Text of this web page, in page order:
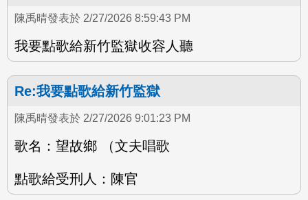
陳禹晴發表於 2/27/2026 8:59:43 PM
我要點歌給新竹監獄收容人聽
Re:我要點歌給新竹監獄
陳禹晴發表於 2/27/2026 9:01:23 PM
歌名：望故鄉 （文夫唱歌
點歌給受刑人：陳官